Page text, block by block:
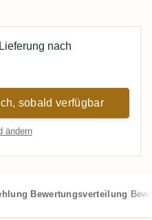
nach
sobald verfügbar
ändern
Bewertungsverteilung